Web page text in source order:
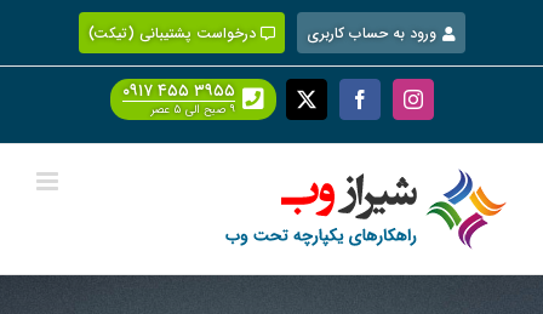
content
ورود به حساب کاربری درخواست پشتیبانی (تیکت)
Instagram
Facebook
X ۰۹۱۷ ۴۵۵ ۳۹۵۵
۹ صبح الی ۵ عصر